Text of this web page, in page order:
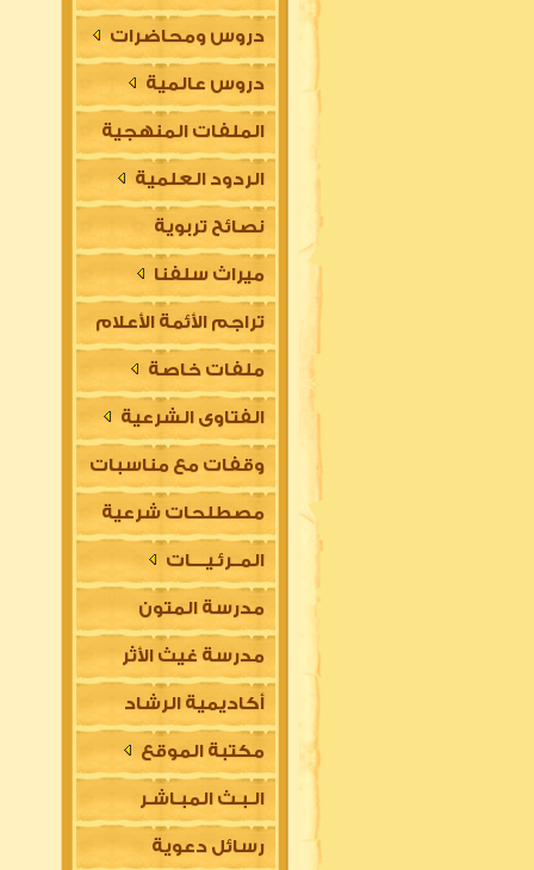
دروس ومحاضرات
دروس عالمية
الملفات المنهجية
الردود العلمية
نصائح تربوية
ميراث سلفنا
تراجم الأئمة الأعلام
ملفات خاصة
الفتاوى الشرعية
وقفات مع مناسبات
مصطلحات شرعية
المــرئـيــــات
مدرسة المتون
العلمية
مدرسة غيث الأثر
السلفية
أكاديمية الرشاد
العلمية للتأسيس
في مقدمات العلوم
الشرعية (للتعليم
مكتبة الموقع
الـبـث المبـاشـر
رسائل دعوية